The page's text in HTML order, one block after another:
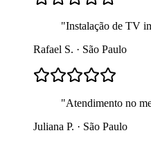
"Instalação de TV
Rafael S. · São Paulo
"Atendimento no
Juliana P. · São Paulo